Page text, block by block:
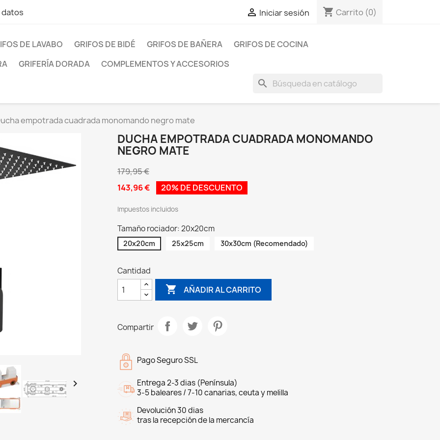
datos  Iniciar sesión shopping_cart Carrito (0)
DE LAVABO GRIFOS DE BIDÉ GRIFOS DE BAÑERA
GRIFOS DE COCINA
GRIFERÍA DORADA COMPLEMENTOS Y ACCESORIOS
search
empotrada cuadrada monomando negro mate

DUCHA EMPOTRADA CUADRADA MONOMANDO
NEGRO MATE
179,95 €
143,96 €
20% DE DESCUENTO
Impuestos incluidos
Tamaño rociador: 20x20cm
20x20cm 25x25cm 30x30cm (Recomendado)
Cantidad
 AÑADIR AL CARRITO
Compartir
Pago Seguro SSL
Entrega 2-3 dias (Península)
3-5 baleares / 7-10 canarias, ceuta y melilla
Devolución 30 dias
tras la recepción de la mercancía